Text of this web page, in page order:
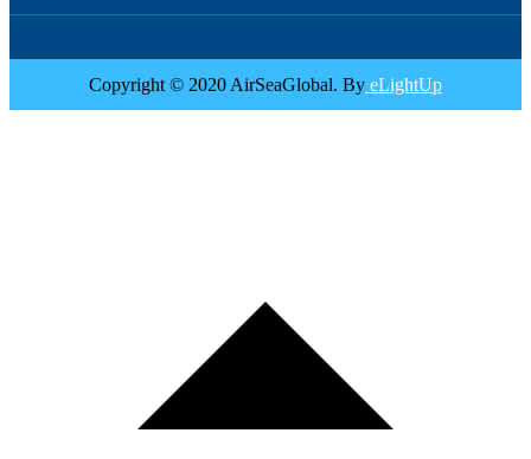
Copyright © 2020 AirSeaGlobal. By eLightUp